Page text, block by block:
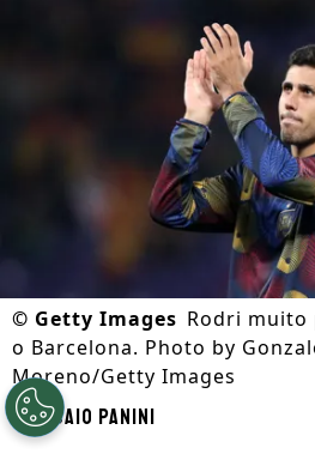
© Getty Images Rodri
o Barcelona. Photo by
Moreno/Getty Images
PorCaio Panini